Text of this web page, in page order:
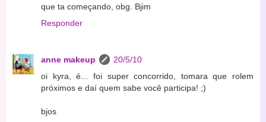
que ta começando, obg. Bjim
Responder
anne makeup
20/5/10
oi kyra, é... foi super concorrido, tomara que rolem
próximos e daí quem sabe você participa! ;)
bjos